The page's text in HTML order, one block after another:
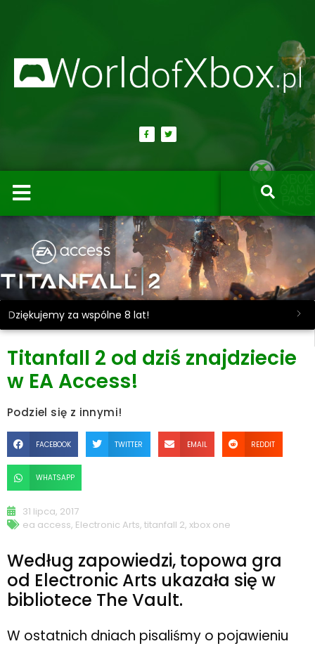
Dziękujemy za wspólne 8 lat!
Titanfall 2 od dziś znajdziecie
w EA Access!
Podziel się z innymi!
FACEBOOK TWITTER EMAIL REDDIT
WHATSAPP
31 lipca, 2017
ea access, Electronic Arts, titanfall 2, xbox one
Według zapowiedzi, topowa gra
od Electronic Arts ukazała się w
bibliotece The Vault.
W ostatnich dniach pisaliśmy o pojawieniu